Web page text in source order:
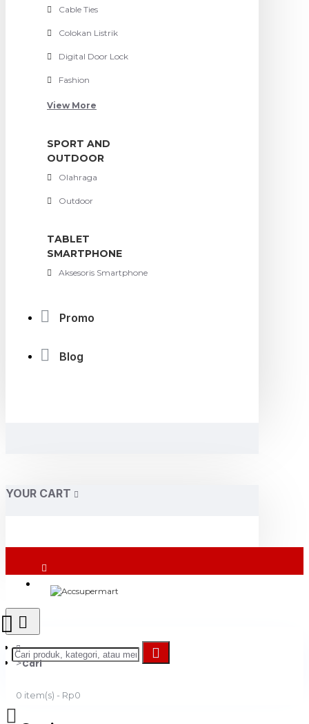
Cable Ties
Colokan Listrik
Digital Door Lock
Fashion
View More
SPORT AND
OUTDOOR
Olahraga
Outdoor
TABLET
SMARTPHONE
Aksesoris Smartphone
Promo
Blog
YOUR CART
0 item(s) - Rp0
Cari